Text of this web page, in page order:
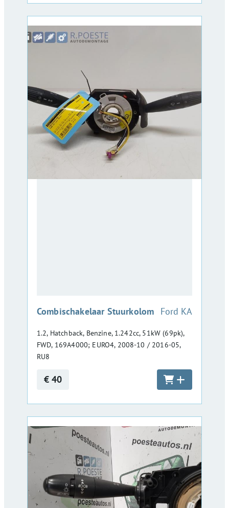
Combischakelaar Stuurkolom :Ford KA
1.2, Hatchback, Benzine, 1.242cc, 51kW (69pk),
FWD, 169A4000; EURO4, 2008-10 / 2016-05,
RU8
€ 40